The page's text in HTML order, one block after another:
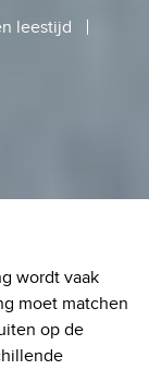
leestijd
wordt vaak
moet matchen
op de